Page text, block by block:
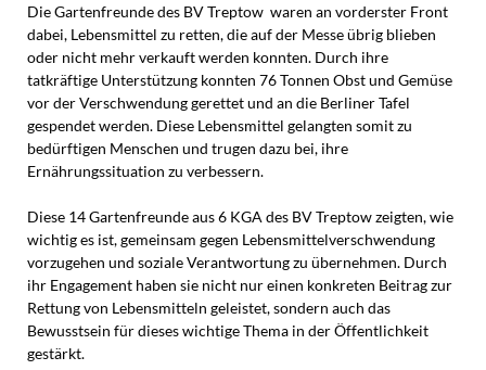
Die Gartenfreunde des BV Treptow waren an vorderster Front
dabei, Lebensmittel zu retten, die auf der Messe übrig blieben
oder nicht mehr verkauft werden konnten. Durch ihre
tatkräftige Unterstützung konnten 76 Tonnen Obst und Gemüse
vor der Verschwendung gerettet und an die Berliner Tafel
gespendet werden. Diese Lebensmittel gelangten somit zu
bedürftigen Menschen und trugen dazu bei, ihre
Ernährungssituation zu verbessern.
Diese 14 Gartenfreunde aus 6 KGA des BV Treptow zeigten, wie
wichtig es ist, gemeinsam gegen Lebensmittelverschwendung
vorzugehen und soziale Verantwortung zu übernehmen. Durch
ihr Engagement haben sie nicht nur einen konkreten Beitrag zur
Rettung von Lebensmitteln geleistet, sondern auch das
Bewusstsein für dieses wichtige Thema in der Öffentlichkeit
gestärkt.